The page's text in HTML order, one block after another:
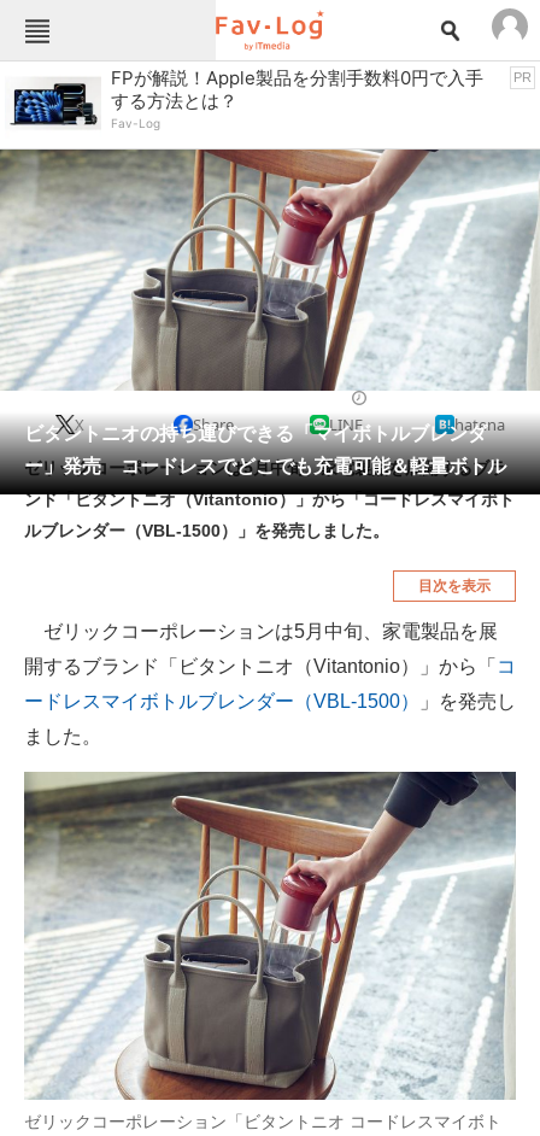
Fav-Logカテゴリー一覧
TOP
インテリア・収納 おもちゃ・ホビー
カメラ キッチン家電
キッチン用品 ゲーム
コンテンツ・サービス スイーツ・お菓子
スポーツ・レジャー スマホ・携帯電話
パソコン・タブレット ファッション
ペット 家電
工具・DIY 本・DVD・CD
生活家電 生活用品
車・バイク
釣り具・釣り用品 食品・飲料・お酒
食器・グラス・カトラリー
メディア
注目記事を集めた総合ページ
ITの今と未来を見通す
スマホと通信の最新トレンド
進化するPCとデバイスの未来
好きが集まる 比べて選べる
ビジネスと働き方のヒント
AI活用のいまが分かる
FPが解説！Apple製品を分割手数料0円で入手
する方法とは？
Fav-Log
PR
ビタントニオの持ち運びできる「マイボトルブレンダ
ー」発売 コードレスでどこでも充電可能＆軽量ボトル
X Share LINE hatena
ゼリックコーポレーションは5月中旬、家電製品を展開するブラ
ンド「ビタントニオ（Vitantonio）」から「コードレスマイボト
ルブレンダー（VBL-1500）」を発売しました。
目次を表示
ゼリックコーポレーションは5月中旬、家電製品を展
開するブランド「ビタントニオ（Vitantonio）」から「 コ
ードレスマイボトルブレンダー（VBL-1500）
」を発売し
ました。
ゼリックコーポレーション「ビタントニオ コードレスマイボト